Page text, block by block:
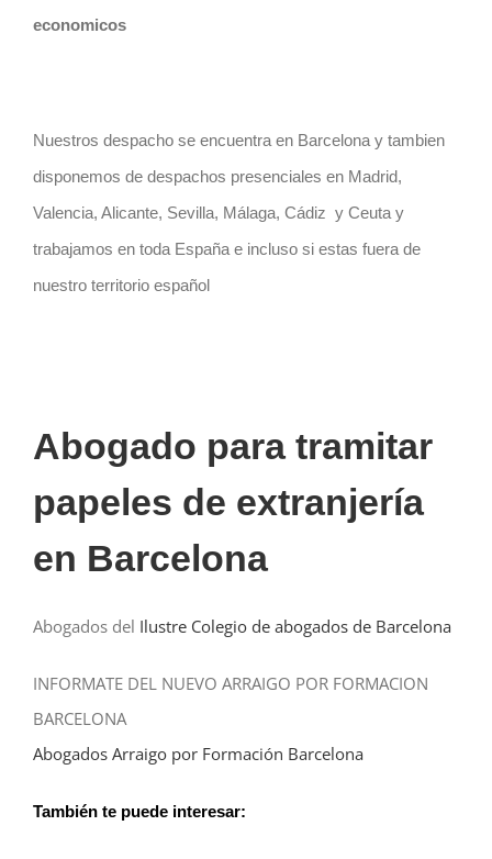
economicos
Nuestros despacho se encuentra en Barcelona y tambien
disponemos de despachos presenciales en Madrid,
Valencia, Alicante, Sevilla, Málaga, Cádiz y Ceuta y
trabajamos en toda España e incluso si estas fuera de
nuestro territorio español
Abogado para tramitar
papeles de extranjería
en Barcelona
Abogados del Ilustre Colegio de abogados de Barcelona
INFORMATE DEL NUEVO ARRAIGO POR FORMACION
BARCELONA
Abogados Arraigo por Formación Barcelona
También te puede interesar: